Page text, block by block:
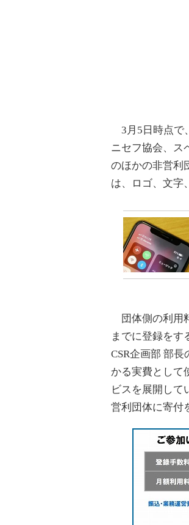
3月5日時点で
ニセフ協会、ス
のほかの非営利
は、ロゴ、文字
団体側の利用
までに登録をす
CSR企画部 部
かる実費として
ビスを展開して
営利団体に寄付